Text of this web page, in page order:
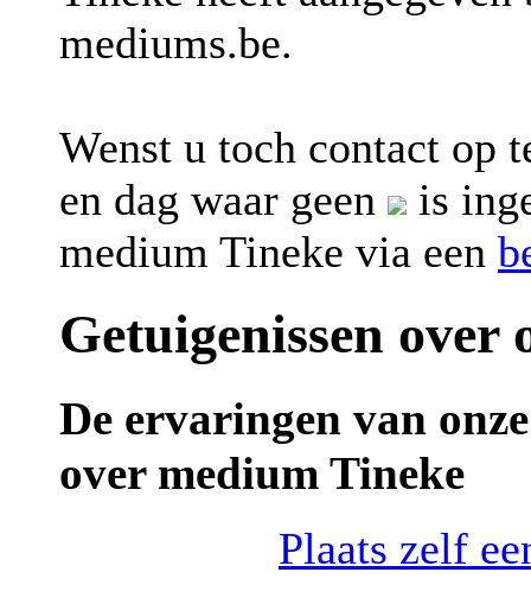
mediums.be.
Wenst u toch contact op
en dag waar geen
is
medium Tineke via een
Getuigenissen over
De ervaringen van
over medium Tineke
Plaats zelf